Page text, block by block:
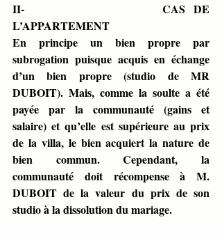
II-                 CAS DE
L’APPARTEMENT
En principe un bien propre par
subrogation puisque acquis en échange
d’un bien propre (studio de MR
DUBOIT). Mais, comme la soulte a été
payée par la communauté (gains et
salaire) et qu’elle est supérieure au prix
de la villa, le bien acquiert la nature de
bien commun. Cependant, la
communauté doit récompense à M.
DUBOIT de la valeur du prix de son
studio à la dissolution du mariage.